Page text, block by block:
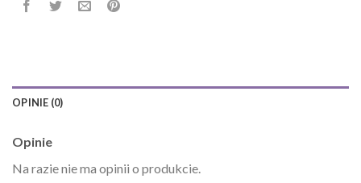
OPINIE (0)
Opinie
Na razie nie ma opinii o produkcie.